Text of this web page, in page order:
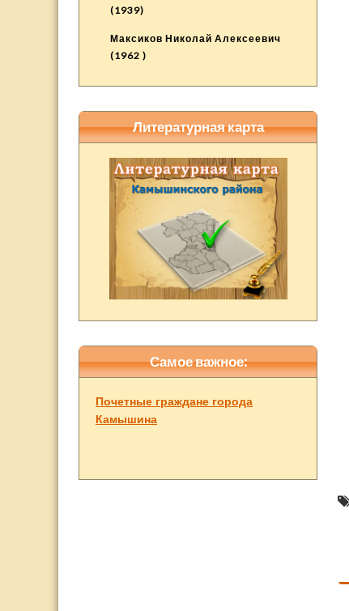
(1939)
Максиков Николай Алексеевич
(1962 )
Литературная карта
Самое важное:
Почетные граждане города
Камышина